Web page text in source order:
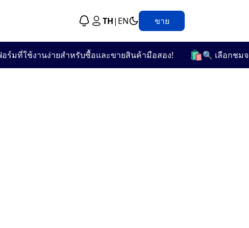
TH| EN ขาย
มที่ใช้งานง่ายสำหรับซื้อและขายสินค้ามือสอง! 🔍 เลือกชมจา